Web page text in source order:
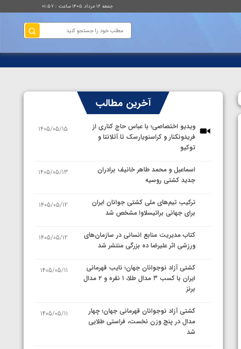
جمعه ۱۶ مرداد ۱۴۰۵ ساعت : ۰۱:۵۷
آخرین مطالب
ویدیو اختصاصی؛ با عباس حاج کناری از
فریدونکنار و کراسنویارسک تا آتلانتا و
توکیو
1405/05/15
اسماعیل و محمد طاهر خانیف برادران
جدید کشتی روسیه
1405/05/13
ترکیب تیم‌های ملی کشتی جوانان ایران
برای جهانی براتیسلاوا مشخص شد
1405/05/12
کتاب مدیریت منابع انسانی در سازمان‌های
ورزشی اثر علیرضا ده بزرگی منتشر شد
1405/05/12
کشتی آزاد نوجوانان جهان؛ نایب قهرمانی
ایران با کسب ۳ مدال طلا، ۱ نقره و ۲ مدال
برنز
1405/05/11
کشتی آزاد نوجوانان قهرمانی جهان؛ چهار
مدال در پنج وزن نخست، فراستی طلایی
شد
1405/05/11